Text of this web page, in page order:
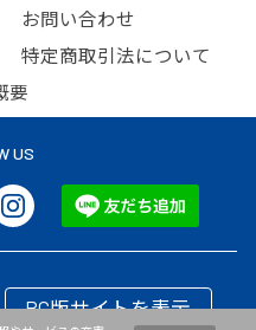
お問い合わせ
特定商取引法について
要
US
PC版サイトを表示